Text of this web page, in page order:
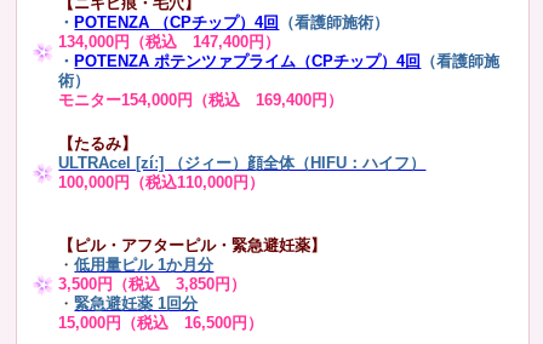
・ POTENZA （CPチップ）4回
（看護師施術）
134,000円（税込 147,400円）
・ POTENZA ポテンツァプライム（CPチップ）4回
（看護師施
術）
モニター154,000円（税込 169,400円）
【たるみ】
ULTRAcel [zíː] （ジィー）顔全体（HIFU：ハイフ）
100,000円（税込110,000円）
【ピル・アフターピル・緊急避妊薬】
・低用量ピル 1か月分
3,500円（税込 3,850円）
・緊急避妊薬 1回分
15,000円（税込 16,500円）